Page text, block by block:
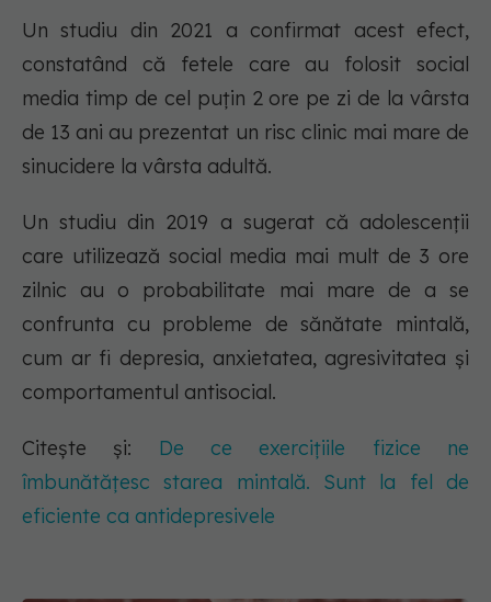
Un studiu din 2021 a confirmat acest efect,
constatând că fetele care au folosit social
media timp de cel puțin 2 ore pe zi de la vârsta
de 13 ani au prezentat un risc clinic mai mare de
sinucidere la vârsta adultă.
Un studiu din 2019 a sugerat că adolescenții
care utilizează social media mai mult de 3 ore
zilnic au o probabilitate mai mare de a se
confrunta cu probleme de sănătate mintală,
cum ar fi depresia, anxietatea, agresivitatea și
comportamentul antisocial.
Citește și: De ce exercițiile fizice ne
îmbunătățesc starea mintală. Sunt la fel de
eficiente ca antidepresivele